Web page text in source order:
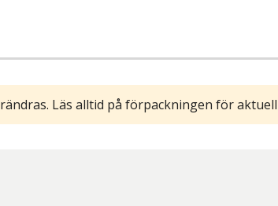
Läs alltid på förpackningen för